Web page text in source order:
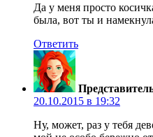
Да у меня просто
была, вот ты и
Ответить
20.10.2015 в 19:32
Ну, может, раз у тебя